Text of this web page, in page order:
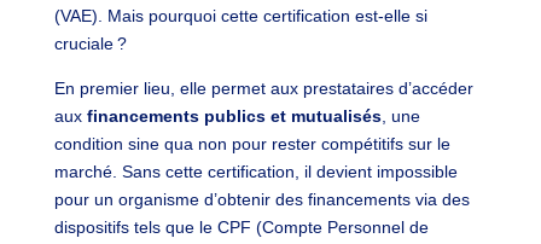
(VAE). Mais pourquoi cette certification est-elle si
cruciale ?
En premier lieu, elle permet aux prestataires d’accéder
aux financements publics et mutualisés, une
condition sine qua non pour rester compétitifs sur le
marché. Sans cette certification, il devient impossible
pour un organisme d’obtenir des financements via des
dispositifs tels que le CPF (Compte Personnel de